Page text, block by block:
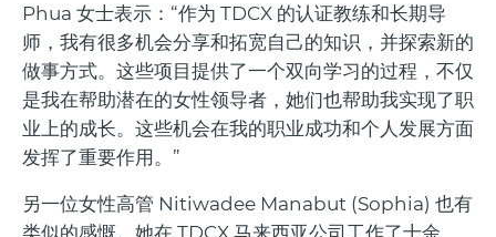
Phua 女士表示：“作为 TDCX 的认证教练和长期导
师，我有很多机会分享和拓宽自己的知识，并探索新的
做事方式。这些项目提供了一个双向学习的过程，不仅
是我在帮助潜在的女性领导者，她们也帮助我实现了职
业上的成长。这些机会在我的职业成功和个人发展方面
发挥了重要作用。”
另一位女性高管 Nitiwadee Manabut (Sophia) 也有
类似的感慨。她在 TDCX 马来西亚公司工作了十余